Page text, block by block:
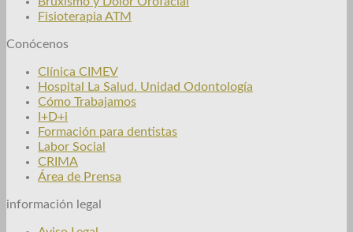
Fisioterapia ATM
Conócenos
Clínica CIMEV
Hospital La Salud. Unidad Odontología
Cómo Trabajamos
I+D+i
Formación para dentistas
Labor Social
CRIMA
Área de Prensa
información legal